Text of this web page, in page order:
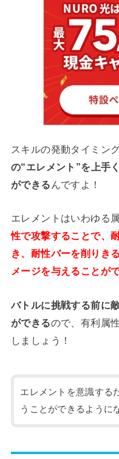
スキルの発動タイミン
の“エレメント”を上手
ができる んですよ！
エレメントはいわゆる
性で攻撃することで、
き、耐性バーを削りき
メージを与えることが
バトルに挑戦する前に
ができるので、有利属
しましょう！
エレメントを意識する
うことができるように